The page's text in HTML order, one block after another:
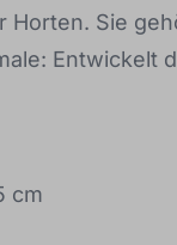
Horten. Sie
Entwickelt
cm